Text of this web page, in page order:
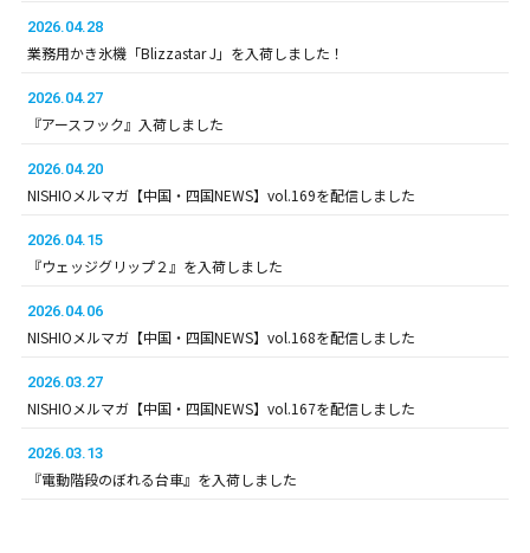
2026.04.28
業務用かき氷機「Blizzastar J」を入荷しました！
2026.04.27
『アースフック』入荷しました
2026.04.20
NISHIOメルマガ【中国・四国NEWS】vol.169を配信しました
2026.04.15
『ウェッジグリップ２』を入荷しました
2026.04.06
NISHIOメルマガ【中国・四国NEWS】vol.168を配信しました
2026.03.27
NISHIOメルマガ【中国・四国NEWS】vol.167を配信しました
2026.03.13
『電動階段のぼれる台車』を入荷しました